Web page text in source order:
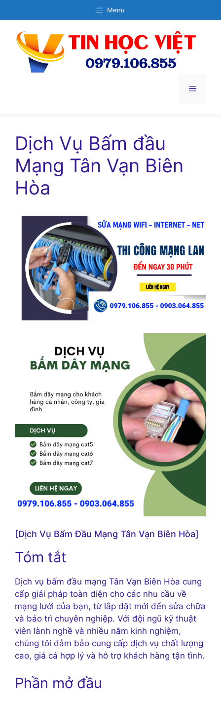
đến
dung
Menu
Menu
Dịch Vụ Bấm đầu
Mạng Tân Vạn Biên
Hòa
[Dịch Vụ Bấm Đầu Mạng Tân Vạn Biên Hòa]
Tóm tắt
Dịch vụ bấm đầu mạng Tân Vạn Biên Hòa cung
cấp giải pháp toàn diện cho các nhu cầu về
mạng lưới của bạn, từ lắp đặt mới đến sửa chữa
và bảo trì chuyên nghiệp. Với đội ngũ kỹ thuật
viên lành nghề và nhiều năm kinh nghiệm,
chúng tôi đảm bảo cung cấp dịch vụ chất lượng
cao, giá cả hợp lý và hỗ trợ khách hàng tận tình.
Phần mở đầu